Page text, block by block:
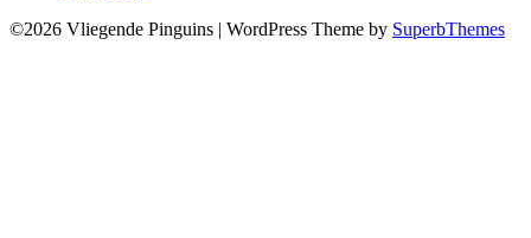
©2026 Vliegende Pinguins | WordPress Theme by SuperbThemes